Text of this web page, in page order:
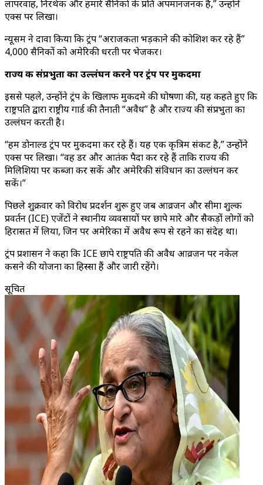
लापरवाह, निरर्थक और हमारे सैनिकों के प्रति अपमानजनक है,” उन्होंने
एक्स पर लिखा।
न्यूसम ने दावा किया कि ट्रंप “अराजकता भड़काने की कोशिश कर रहे हैं”
4,000 सैनिकों को अमेरिकी धरती पर भेजकर।
राज्य की संप्रभुता का उल्लंघन करने पर ट्रंप पर मुकदमा
इससे पहले, उन्होंने ट्रंप के खिलाफ मुकदमे की घोषणा की, यह कहते हुए कि
राष्ट्रपति द्वारा राष्ट्रीय गार्ड की तैनाती “अवैध” है और राज्य की संप्रभुता का
उल्लंघन करती है।
“हम डोनाल्ड ट्रंप पर मुकदमा कर रहे हैं। यह एक कृत्रिम संकट है,” उन्होंने
एक्स पर लिखा। “वह डर और आतंक पैदा कर रहे हैं ताकि राज्य की
मिलिशिया पर कब्जा कर सकें और अमेरिकी संविधान का उल्लंघन कर
सकें।”
पिछले शुक्रवार को विरोध प्रदर्शन शुरू हुए जब आव्रजन और सीमा शुल्क
प्रवर्तन (ICE) एजेंटों ने स्थानीय व्यवसायों पर छापे मारे और सैकड़ों लोगों को
हिरासत में लिया, जिन पर अमेरिका में अवैध रूप से रहने का संदेह था।
ट्रंप प्रशासन ने कहा कि ICE छापे राष्ट्रपति की अवैध आव्रजन पर नकेल
कसने की योजना का हिस्सा हैं और जारी रहेंगे।
सूचित